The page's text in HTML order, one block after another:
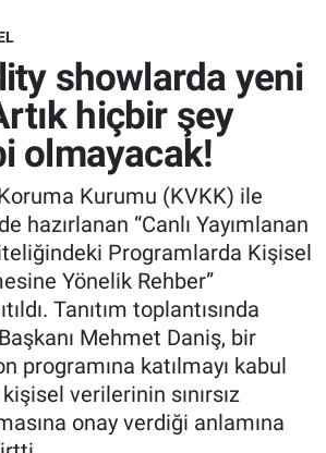
showlarda yeni
hiçbir şey
olmayacak!
Kurumu (KVKK) ile
hazırlanan “Canlı Yayımlanan
Programlarda Kişisel
Yönelik Rehber”
Tanıtım toplantısında
Mehmet Daniş, bir
programına katılmayı kabul
verilerinin sınırsız
onay verdiği anlamına